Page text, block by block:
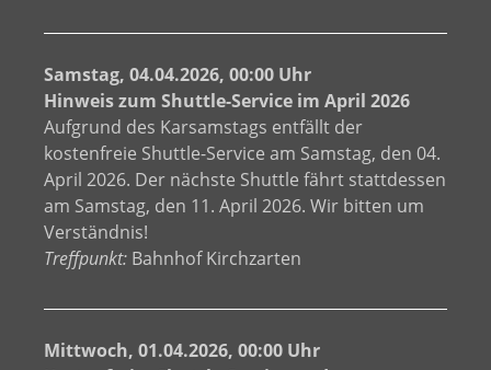
Samstag, 04.04.2026, 00:00 Uhr
Hinweis zum Shuttle-Service im April 2026
Aufgrund des Karsamstags entfällt der
kostenfreie Shuttle-Service am Samstag, den 04.
April 2026. Der nächste Shuttle fährt stattdessen
am Samstag, den 11. April 2026. Wir bitten um
Verständnis!
Treffpunkt: Bahnhof Kirchzarten
Mittwoch, 01.04.2026, 00:00 Uhr